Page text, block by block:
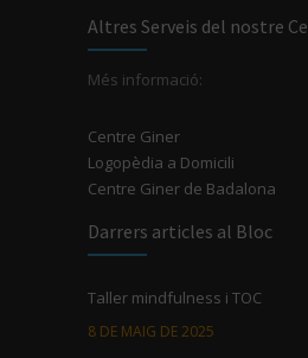
Altres Serveis del nostre
Més informació:
Centre Giner
Logopèdia a Domicili
Centre Giner de Badalona
Darrers articles al Bloc
Taller mindfulness i TOC
8 DE MAIG DE 2025